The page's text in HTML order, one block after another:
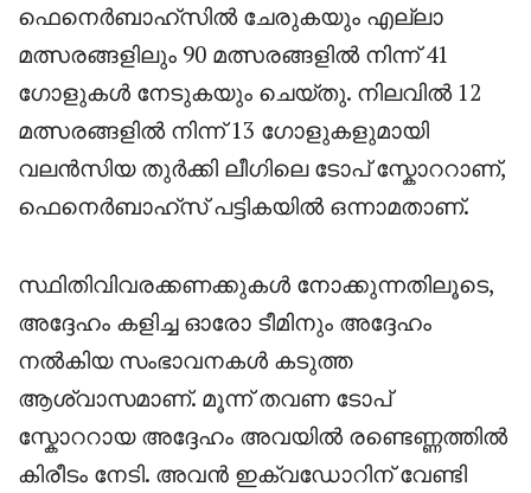
ഫെനെർബാഹ്സിൽ ചേരുകയും എല്ലാ
മത്സരങ്ങളിലും 90 മത്സരങ്ങളിൽ നിന്ന് 41
ഗോളുകൾ നേടുകയും ചെയ്തു. നിലവിൽ 12
മത്സരങ്ങളിൽ നിന്ന് 13 ഗോളുകളുമായി
വലൻസിയ തുർക്കി ലീഗിലെ ടോപ് സ്കോററാണ്,
ഫെനെർബാഹ്സ് പട്ടികയിൽ ഒന്നാമതാണ്.
സ്ഥിതിവിവരക്കണക്കുകൾ നോക്കുന്നതിലൂടെ,
അദ്ദേഹം കളിച്ച ഓരോ ടീമിനും അദ്ദേഹം
നൽകിയ സംഭാവനകൾ കടുത്ത
ആശ്വാസമാണ്. മൂന്ന് തവണ ടോപ്
സ്കോററായ അദ്ദേഹം അവയിൽ രണ്ടെണ്ണത്തിൽ
കിരീടം നേടി. അവൻ ഇക്വഡോറിന് വേണ്ടി